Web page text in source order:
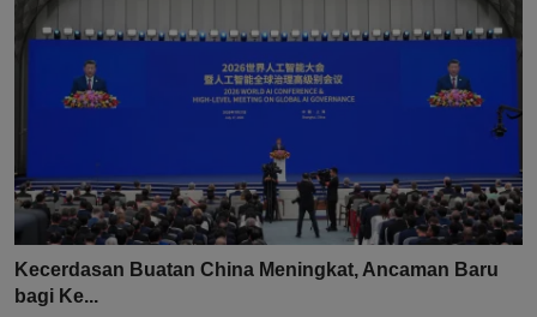
Kecerdasan Buatan China Meningkat, Ancaman Baru
bagi Ke...